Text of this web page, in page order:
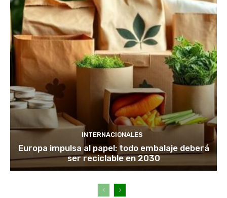
INTERNACIONALES
Europa impulsa al papel: todo embalaje deberá
ser reciclable en 2030